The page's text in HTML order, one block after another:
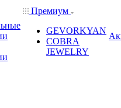
Премиум
GEVORKYAN
COBRA
JEWELRY